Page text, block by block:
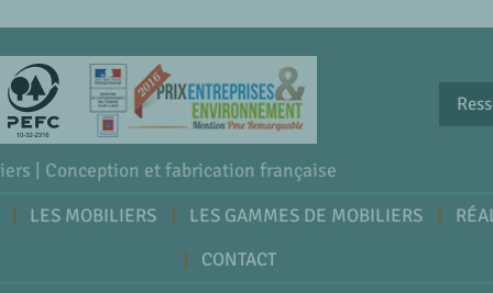
| Conception et fabrication française
LES MOBILIERS LES GAMMES DE MOBILIERS
CONTACT